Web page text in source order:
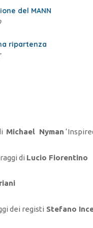
del MANN
ripartenza
Michael Nyman
di Lucio Fiorentino
dei registi Stefano